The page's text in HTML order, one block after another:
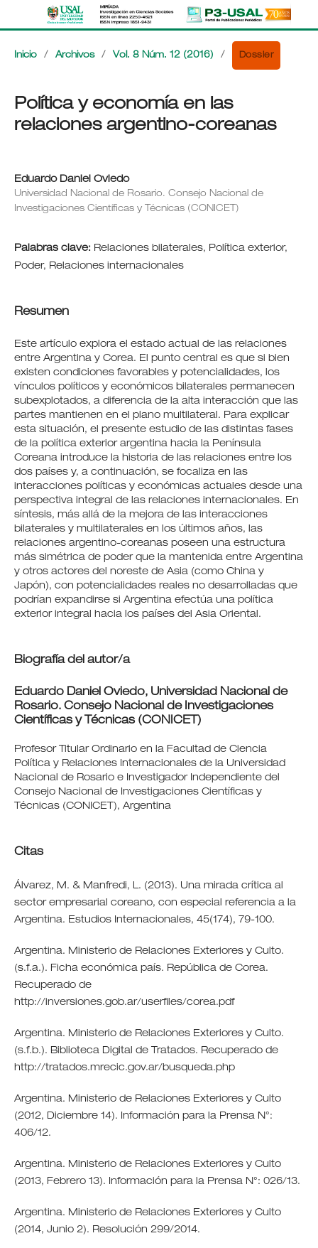
Inicio / Archivos / Vol. 8 Núm. 12 (2016) / Dossier
Política y economía en las
relaciones argentino-coreanas
Eduardo Daniel Oviedo
Universidad Nacional de Rosario. Consejo Nacional de
Investigaciones Científicas y Técnicas (CONICET)
Palabras clave: Relaciones bilaterales, Política exterior,
Poder, Relaciones internacionales
Resumen
Este artículo explora el estado actual de las relaciones
entre Argentina y Corea. El punto central es que si bien
existen condiciones favorables y potencialidades, los
vínculos políticos y económicos bilaterales permanecen
subexplotados, a diferencia de la alta interacción que las
partes mantienen en el plano multilateral. Para explicar
esta situación, el presente estudio de las distintas fases
de la política exterior argentina hacia la Península
Coreana introduce la historia de las relaciones entre los
dos países y, a continuación, se focaliza en las
interacciones políticas y económicas actuales desde una
perspectiva integral de las relaciones internacionales. En
síntesis, más allá de la mejora de las interacciones
bilaterales y multilaterales en los últimos años, las
relaciones argentino-coreanas poseen una estructura
más simétrica de poder que la mantenida entre Argentina
y otros actores del noreste de Asia (como China y
Japón), con potencialidades reales no desarrolladas que
podrían expandirse si Argentina efectúa una política
exterior integral hacia los países del Asia Oriental.
Biografía del autor/a
Eduardo Daniel Oviedo, Universidad Nacional de
Rosario. Consejo Nacional de Investigaciones
Científicas y Técnicas (CONICET)
Profesor Titular Ordinario en la Facultad de Ciencia
Política y Relaciones Internacionales de la Universidad
Nacional de Rosario e Investigador Independiente del
Consejo Nacional de Investigaciones Científicas y
Técnicas (CONICET), Argentina
Citas
Álvarez, M. & Manfredi, L. (2013). Una mirada crítica al
sector empresarial coreano, con especial referencia a la
Argentina. Estudios Internacionales, 45(174), 79-100.
Argentina. Ministerio de Relaciones Exteriores y Culto.
(s.f.a.). Ficha económica país. República de Corea.
Recuperado de
http://inversiones.gob.ar/userfiles/corea.pdf
Argentina. Ministerio de Relaciones Exteriores y Culto.
(s.f.b.). Biblioteca Digital de Tratados. Recuperado de
http://tratados.mrecic.gov.ar/busqueda.php
Argentina. Ministerio de Relaciones Exteriores y Culto
(2012, Diciembre 14). Información para la Prensa N°:
406/12.
Argentina. Ministerio de Relaciones Exteriores y Culto
(2013, Febrero 13). Información para la Prensa N°: 026/13.
Argentina. Ministerio de Relaciones Exteriores y Culto
(2014, Junio 2). Resolución 299/2014.